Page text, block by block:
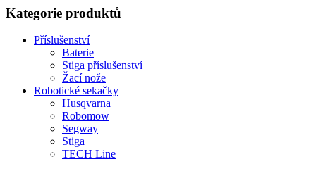
Kategorie produktů
Příslušenství
Baterie
Stiga příslušenství
Žací nože
Robotické sekačky
Husqvarna
Robomow
Segway
Stiga
TECH Line